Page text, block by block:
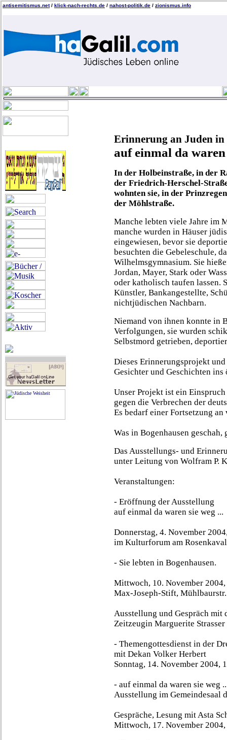
antisemitismus.net/ klick-nach-rechts.de / nahost-politik.de / zionismus.info
Erinnerung an Juden in
auf einmal da waren
In der Holbeinstraße, in der
der Friedrich-Herschel-
wohnten sie, in der
der Möhlstraße.
Manche lebten viele Jahre im
manche wurden in Häuser
eingewiesen, bevor sie
besuchten die Gebeleschule,
Wilhelmsgymnasium. Sie
Jordan, Mayer, Stark oder
oder katholisch taufen lassen.
Künstler, Bankangestellte,
nichtjüdischen Nachbarn.
Niemand von ihnen konnte in
Verfolgungen, sie wurden
Selbstmord getrieben,
Dieses Erinnerungsprojekt
Gesichter und Geschichten
Unser Projekt ist ein
gegen die Verbrechen der
Es bedarf einer Fortsetzung
Was in Bogenhausen
Das Ausstellungs- und
unter Leitung von Wolfram P.
Veranstaltungen:
- Eröffnung der Ausstellung
auf einmal da waren sie weg ...
Donnerstag, 4. November
im Kulturforum am
- Sie lebten in Bogenhausen.
Mittwoch, 10. November
Max-Joseph-Stift,
Ausstellung und Gespräch mit
Zeitzeugin Marguerite Strasser
- Themengottesdienst in der
mit Dekan Volker Herbert
Sonntag, 14. November 2004,
- auf einmal da waren sie weg
Ausstellung im Gemeindesaal
Gespräche, Lesung mit Asta
Mittwoch, 17. November